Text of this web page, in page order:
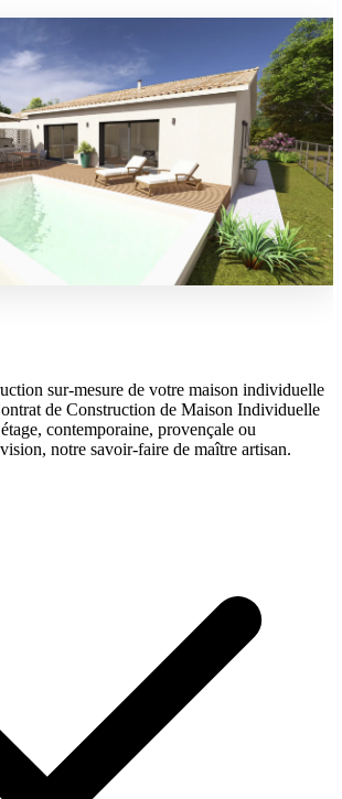
sur-mesure de votre maison individuelle
de Construction de Maison Individuelle
contemporaine, provençale ou
notre savoir-faire de maître artisan.